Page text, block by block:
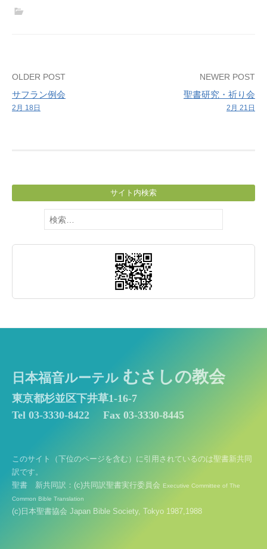
Post
navigation
OLDER POST
サフラン例会
2月 18日
NEWER POST
聖書研究・祈り会
2月 21日
サイト内検索
検
索:
日本福音ルーテル むさしの教会
東京都杉並区下井草1-16-7
Tel 03-3330-8422
Fax 03-3330-8445
このサイト（下位のページを含む）に引用されているのは聖書新共同
訳です。
聖書 新共同訳：(c)共同訳聖書実行委員会 Executive Committee of The
Common Bible Translation
(c)日本聖書協会 Japan Bible Society, Tokyo 1987,1988